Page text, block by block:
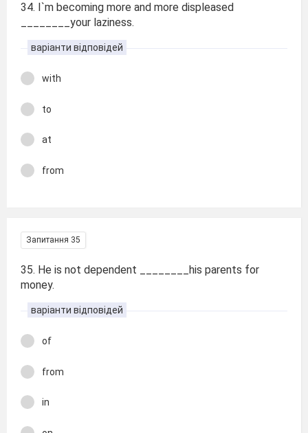
34. I`m becoming more and more displeased
________your laziness.
варіанти відповідей
with
to
at
from
Запитання 35
35. He is not dependent ________his parents for
money.
варіанти відповідей
of
from
in